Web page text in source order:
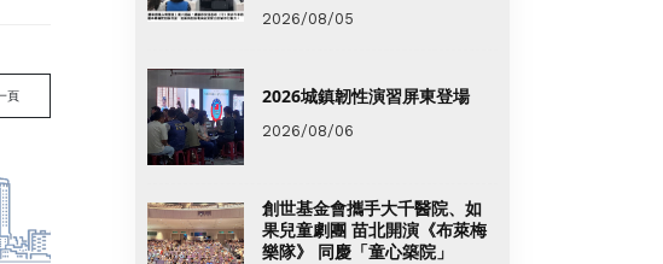
頁
2026/08/05
2026城鎮韌性演習屏東登場
2026/08/06
創世基金會攜手大千醫院、如
果兒童劇團 苗北開演《布萊梅
樂隊》 同慶「童心築院」